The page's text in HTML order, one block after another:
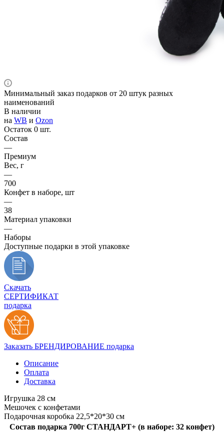
Минимальный заказ подарков от 20 штук разных
наименований
В наличии
на WB и Ozon
Остаток 0 шт.
Состав
—
Премиум
Вес, г
—
700
Конфет в наборе, шт
—
38
Материал упаковки
—
Наборы
Доступные подарки в этой упаковке
Скачать
СЕРТИФИКАТ
подарка
Заказать БРЕНДИРОВАНИЕ подарка
Описание
Оплата
Доставка
Игрушка 28 см
Мешочек с конфетами
Подарочная коробка 22,5*20*30 см
Состав подарка 700г СТАНДАРТ+ (в наборе: 32 конфет)